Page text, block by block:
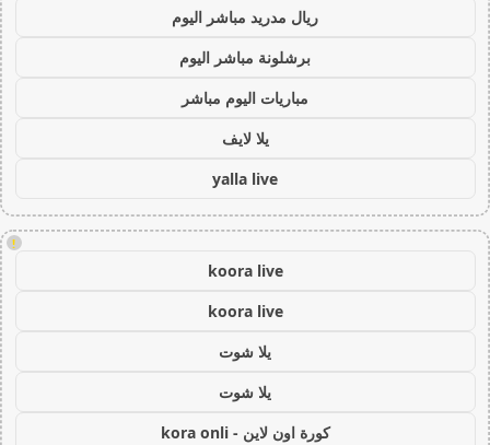
ريال مدريد مباشر اليوم
برشلونة مباشر اليوم
مباريات اليوم مباشر
يلا لايف
yalla live
!
koora live
koora live
يلا شوت
يلا شوت
كورة اون لاين - kora onli